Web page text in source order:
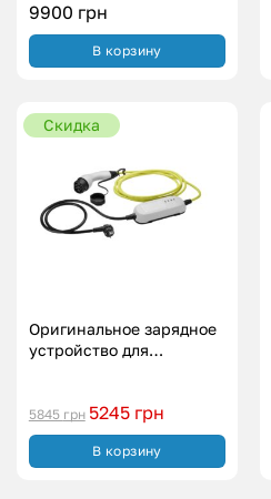
9900 грн
В корзину
Скидка
Оригинальное зарядное
устройство для
5845 грн 5245 грн
В корзину